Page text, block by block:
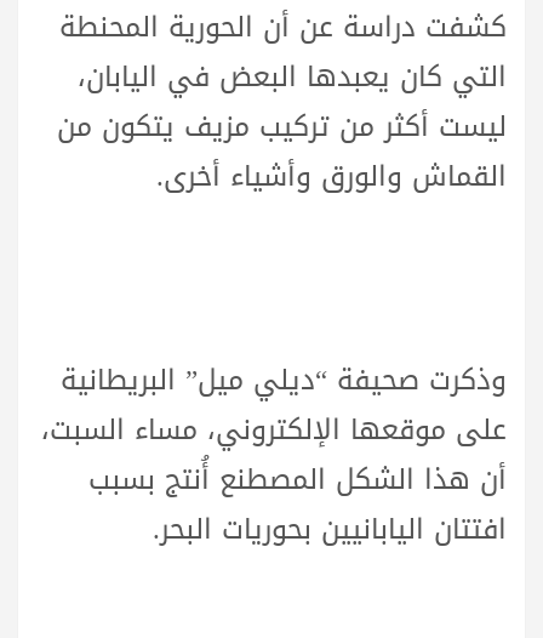
كشفت دراسة عن أن الحورية المحنطة
التي كان يعبدها البعض في اليابان،
ليست أكثر من تركيب مزيف يتكون من
القماش والورق وأشياء أخرى.
وذكرت صحيفة “ديلي ميل” البريطانية
على موقعها الإلكتروني، مساء السبت،
أن هذا الشكل المصطنع أُنتج بسبب
افتتان اليابانيين بحوريات البحر.